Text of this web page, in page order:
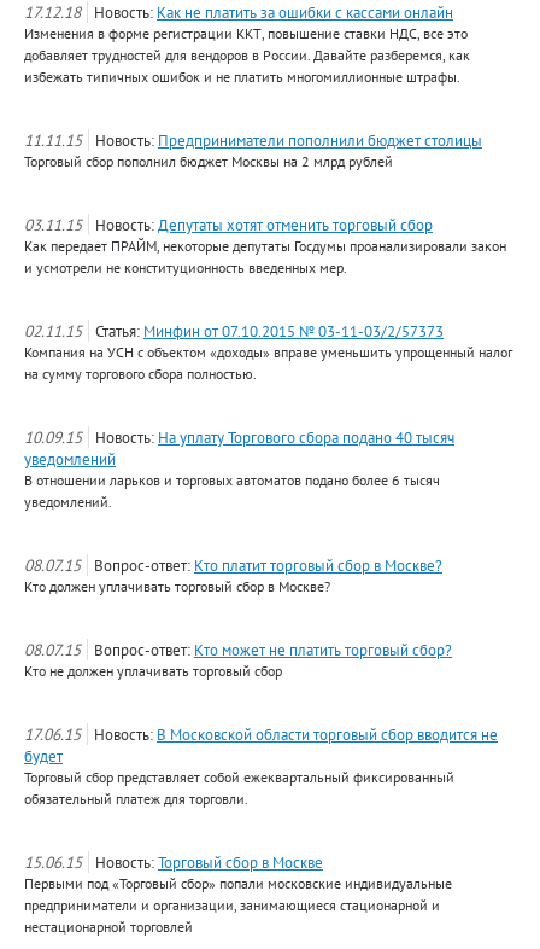
17.12.18 Новость: Как не платить за ошибки с кассами онлайн
Изменения в форме регистрации ККТ, повышение ставки НДС, все это
добавляет трудностей для вендоров в России. Давайте разберемся, как
избежать типичных ошибок и не платить многомиллионные штрафы.
11.11.15 Новость: Предприниматели пополнили бюджет столицы
Торговый сбор пополнил бюджет Москвы на 2 млрд рублей
03.11.15 Новость:Депутаты хотят отменить торговый сбор
Как передает ПРАЙМ, некоторые депутаты Госдумы проанализировали закон
и усмотрели не конституционность введенных мер.
02.11.15 Статья: Минфин от 07.10.2015 № 03-11-03/2/57373
Компания на УСН с объектом «доходы» вправе уменьшить упрощенный налог
на сумму торгового сбора полностью.
10.09.15 Новость: На уплату Торгового сбора подано 40 тысяч
уведомлений
В отношении ларьков и торговых автоматов подано более 6 тысяч
уведомлений.
08.07.15 Вопрос-ответ: Кто платит торговый сбор в Москве?
Кто должен уплачивать торговый сбор в Москве?
08.07.15 Вопрос-ответ: Кто может не платить торговый сбор?
Кто не должен уплачивать торговый сбор
17.06.15 Новость: В Московской области торговый сбор вводится не
будет
Торговый сбор представляет собой ежеквартальный фиксированный
обязательный платеж для торговли.
15.06.15 Новость:Торговый сбор в Москве
Первыми под «Торговый сбор» попали московские индивидуальные
предприниматели и организации, занимающиеся стационарной и
нестационарной торговлей